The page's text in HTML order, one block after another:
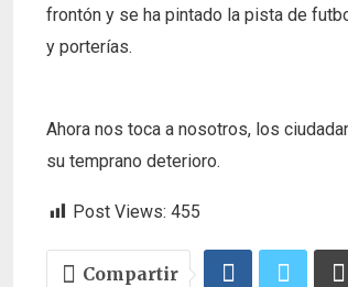
frontón y se ha pintado la pista de
y porterías.
Ahora nos toca a nosotros, los
su temprano deterioro.
Post Views: 455
Compartir